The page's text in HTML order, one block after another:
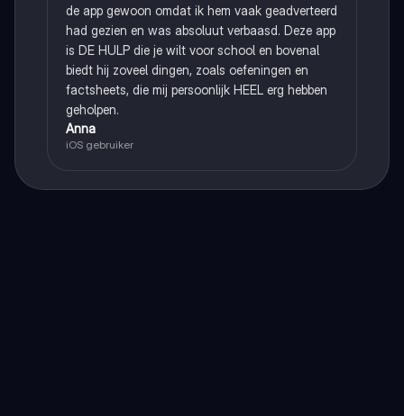
de app gewoon omdat ik hem vaak geadverteerd
had gezien en was absoluut verbaasd. Deze app
is DE HULP die je wilt voor school en bovenal
biedt hij zoveel dingen, zoals oefeningen en
factsheets, die mij persoonlijk HEEL erg hebben
geholpen.
Anna
iOS gebruiker